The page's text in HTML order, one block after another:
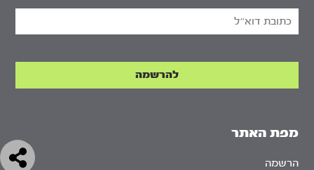
מפת האתר
הרשמה